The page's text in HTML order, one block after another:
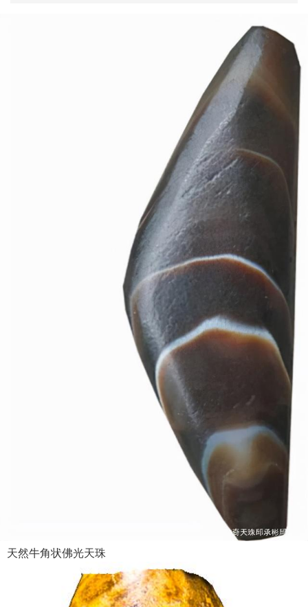
天然牛角状佛光天珠